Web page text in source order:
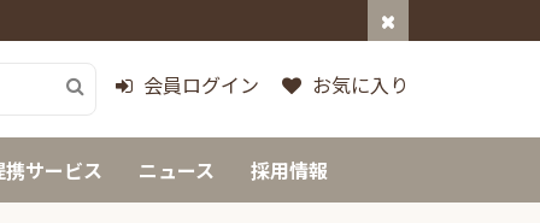
会員ログイン お気に入り
携サービス ニュース 採用情報